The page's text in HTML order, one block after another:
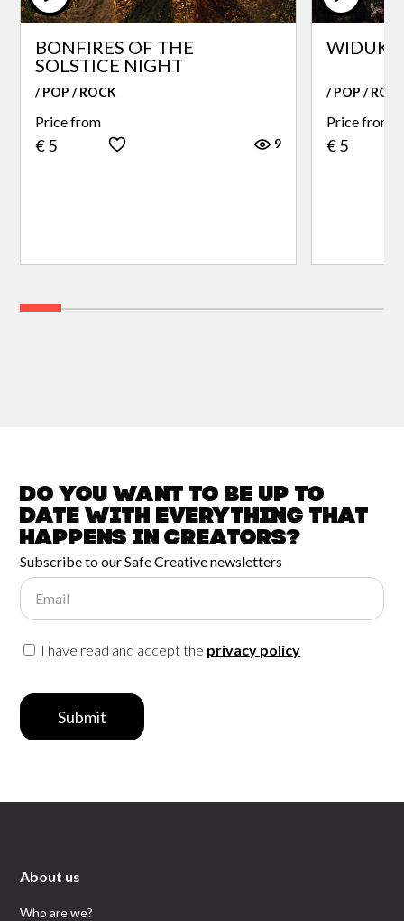
BONFIRES OF THE
SOLSTICE NIGHT
/ POP / ROCK
Price from
€ 5 9
/ POP /
Price from
€ 5
Do you want to be up to
date witheverything that
happens inCreators?
Subscribe to our Safe Creative newsletters
Email
I have read and accept the privacy policy
Submit
About us
Who are we?